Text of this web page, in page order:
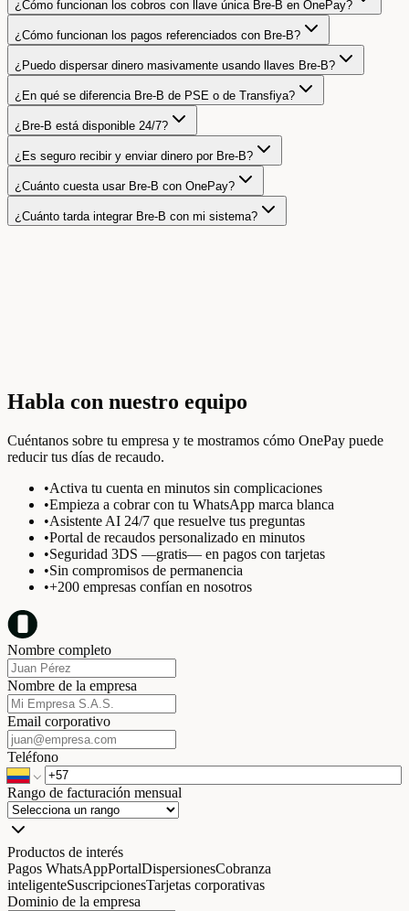
¿Cómo funcionan los cobros con llave única Bre-B en OnePay?
¿Cómo funcionan los pagos referenciados con Bre-B?
¿Puedo dispersar dinero masivamente usando llaves Bre-B?
¿En qué se diferencia Bre-B de PSE o de Transfiya?
¿Bre-B está disponible 24/7?
¿Es seguro recibir y enviar dinero por Bre-B?
¿Cuánto cuesta usar Bre-B con OnePay?
¿Cuánto tarda integrar Bre-B con mi sistema?
Habla con nuestro equipo
Cuéntanos sobre tu empresa y te mostramos cómo OnePay puede
reducir tus días de recaudo.
•Activa tu cuenta en minutos sin complicaciones
•Empieza a cobrar con tu WhatsApp marca blanca
•Asistente AI 24/7 que resuelve tus preguntas
•Portal de recaudos personalizado en minutos
•Seguridad 3DS —gratis— en pagos con tarjetas
•Sin compromisos de permanencia
•+200 empresas confían en nosotros
Nombre completo
Nombre de la empresa
Email corporativo
Teléfono
Rango de facturación mensual
Productos de interés
Pagos WhatsAppPortalDispersionesCobranza
inteligenteSuscripcionesTarjetas corporativas
Dominio de la empresa